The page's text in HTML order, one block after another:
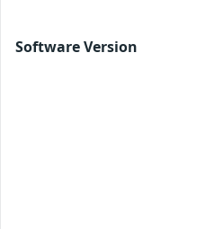
Software Version